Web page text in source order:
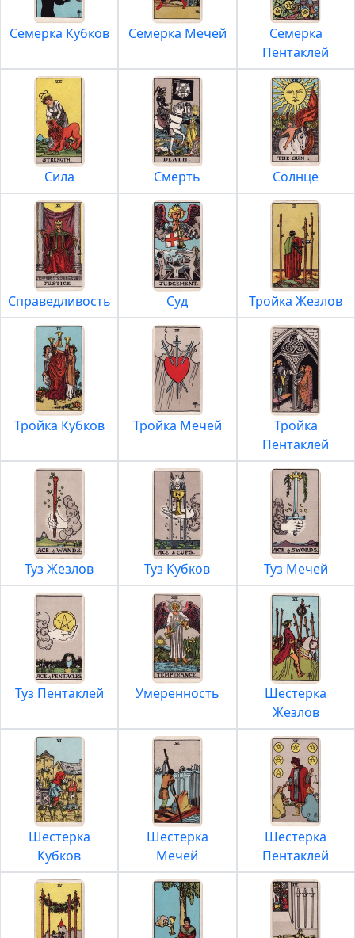
Семерка Кубков Семерка Мечей
Семерка
Пентаклей
Сила Смерть Солнце
Справедливость Суд Тройка Жезлов
Тройка Кубков Тройка Мечей
Тройка
Пентаклей
Туз Жезлов Туз Кубков Туз Мечей
Туз Пентаклей Умеренность
Шестерка
Жезлов
Шестерка
Кубков
Шестерка
Мечей
Шестерка
Пентаклей